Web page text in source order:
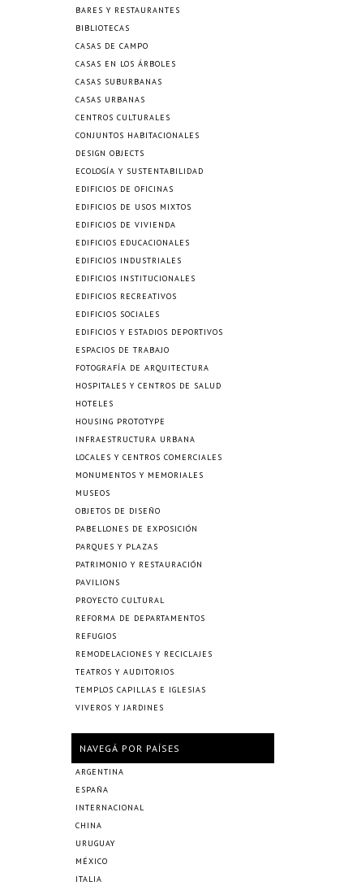
BARES Y RESTAURANTES
BIBLIOTECAS
CASAS DE CAMPO
CASAS EN LOS ÁRBOLES
CASAS SUBURBANAS
CASAS URBANAS
CENTROS CULTURALES
CONJUNTOS HABITACIONALES
DESIGN OBJECTS
ECOLOGÍA Y SUSTENTABILIDAD
EDIFICIOS DE OFICINAS
EDIFICIOS DE USOS MIXTOS
EDIFICIOS DE VIVIENDA
EDIFICIOS EDUCACIONALES
EDIFICIOS INDUSTRIALES
EDIFICIOS INSTITUCIONALES
EDIFICIOS RECREATIVOS
EDIFICIOS SOCIALES
EDIFICIOS Y ESTADIOS DEPORTIVOS
ESPACIOS DE TRABAJO
FOTOGRAFÍA DE ARQUITECTURA
HOSPITALES Y CENTROS DE SALUD
HOTELES
HOUSING PROTOTYPE
INFRAESTRUCTURA URBANA
LOCALES Y CENTROS COMERCIALES
MONUMENTOS Y MEMORIALES
MUSEOS
OBJETOS DE DISEÑO
PABELLONES DE EXPOSICIÓN
PARQUES Y PLAZAS
PATRIMONIO Y RESTAURACIÓN
PAVILIONS
PROYECTO CULTURAL
REFORMA DE DEPARTAMENTOS
REFUGIOS
REMODELACIONES Y RECICLAJES
TEATROS Y AUDITORIOS
TEMPLOS CAPILLAS E IGLESIAS
VIVEROS Y JARDINES
NAVEGÁ POR PAÍSES
ARGENTINA
ESPAÑA
INTERNACIONAL
CHINA
URUGUAY
MÉXICO
ITALIA